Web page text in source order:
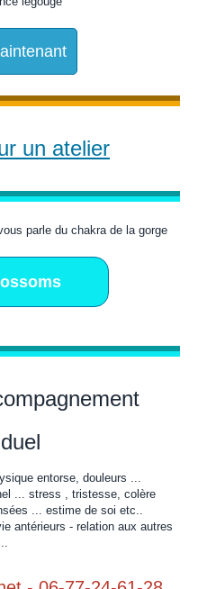
un atelier
parle du chakra de la gorge
entorse, douleurs ...
... stress , tristesse, colère
... estime de soi etc..
antérieurs - relation aux autres